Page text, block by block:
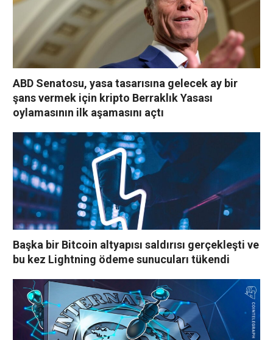
ABD Senatosu, yasa tasarısına gelecek ay bir
şans vermek için kripto Berraklık Yasası
oylamasının ilk aşamasını açtı
Başka bir Bitcoin altyapısı saldırısı gerçekleşti ve
bu kez Lightning ödeme sunucuları tükendi